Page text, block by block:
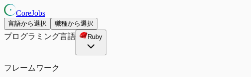
CoreJobs
言語から選択 職種から選択
プログラミング言語 Ruby
フレームワーク